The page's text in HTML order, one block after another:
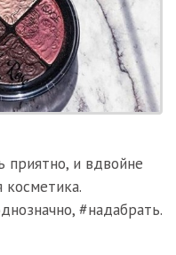
приятно, и вдвойне
#надабрать.